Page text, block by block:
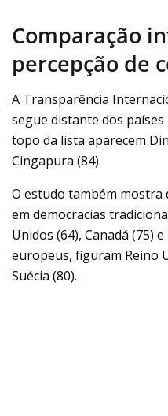
Comparação
percepção de
A Transparência
segue distante dos
topo da lista aparecem
Cingapura (84).
O estudo também mostra
em democracias
Unidos (64), Canadá (75)
europeus, figuram Reino
Suécia (80).